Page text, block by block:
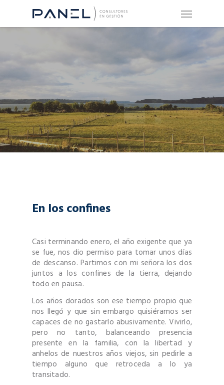
En los confines
Casi terminando enero, el año exigente que ya
se fue, nos dio permiso para tomar unos días
de descanso. Partimos con mi señora los dos
juntos a los confines de la tierra, dejando
todo en pausa.
Los años dorados son ese tiempo propio que
nos llegó y que sin embargo quisiéramos ser
capaces de no gastarlo abusivamente. Vivirlo,
pero no tanto, balanceando presencia
presente en la familia, con la libertad y
anhelos de nuestros años viejos, sin pedirle a
tiempo alguno que retroceda a lo ya
transitado.